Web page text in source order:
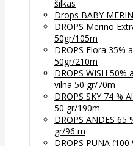
šilkas
Drops BABY
DROPS Merino
50gr/105m
DROPS Flora 35%
50gr/210m
DROPS WISH 50%
vilna 50 gr/70m
DROPS SKY 74 %
50 gr/190m
DROPS ANDES 65
gr/96 m
DROPS PUNA